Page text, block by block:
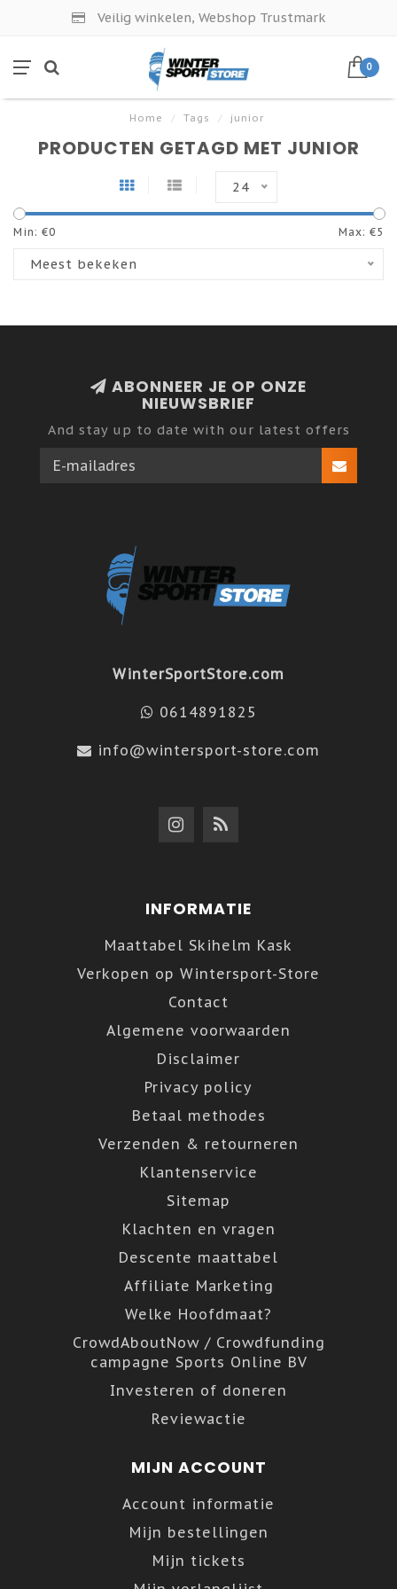
Veilig winkelen, Webshop Trustmark
0
Home / Tags / junior
PRODUCTEN GETAGD MET JUNIOR
24
Min: €0 Max: €5
Meest bekeken
ABONNEER JE OP ONZE
NIEUWSBRIEF
And stay up to date with our latest offers
WinterSportStore.com
0614891825
info@wintersport-store.com
INFORMATIE
Maattabel Skihelm Kask
Verkopen op Wintersport-Store
Contact
Algemene voorwaarden
Disclaimer
Privacy policy
Betaal methodes
Verzenden & retourneren
Klantenservice
Sitemap
Klachten en vragen
Descente maattabel
Affiliate Marketing
Welke Hoofdmaat?
CrowdAboutNow / Crowdfunding
campagne Sports Online BV
Investeren of doneren
Reviewactie
MIJN ACCOUNT
Account informatie
Mijn bestellingen
Mijn tickets